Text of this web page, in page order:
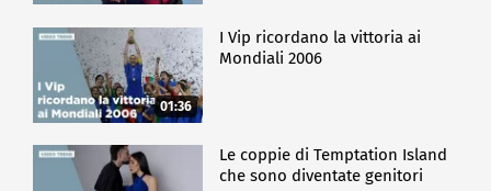
01:36
I Vip ricordano la vittoria ai
Mondiali 2006
Le coppie di Temptation Island
che sono diventate genitori